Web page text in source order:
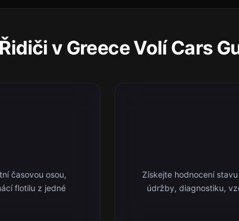
v Greece Volí Cars
časovou osou,
flotilu z jedné
Získejte hodnocení
údržby, diagnostiku,